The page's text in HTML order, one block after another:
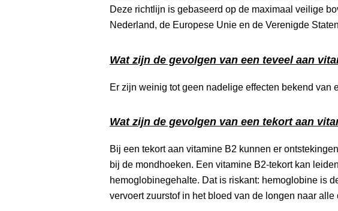
Deze richtlijn is gebaseerd op de maximaal veilige
Nederland, de Europese Unie en de Verenigde
Wat zijn de gevolgen van een teveel aan
Er zijn weinig tot geen nadelige effecten bekend van
Wat zijn de gevolgen van een tekort aan
Bij een tekort aan vitamine B2 kunnen er
bij de mondhoeken. Een vitamine B2-tekort kan
hemoglobinegehalte. Dat is riskant: hemoglobine is
vervoert zuurstof in het bloed van de longen naar